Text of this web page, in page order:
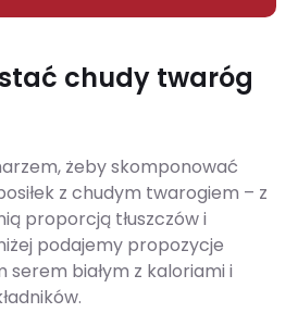
chudy twaróg
żeby skomponować
z chudym twarogiem – z
proporcją tłuszczów i
podajemy propozycje
serem białym z kaloriami i